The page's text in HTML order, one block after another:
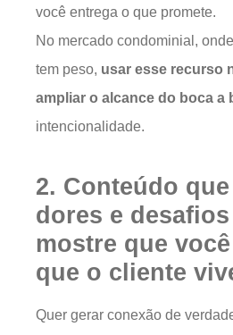
você entrega o que promete.
No mercado condominial,
tem peso, usar esse recurso
ampliar o alcance do boca a
intencionalidade.
2. Conteúdo
dores e
mostre que
que o cliente
Quer gerar conexão de